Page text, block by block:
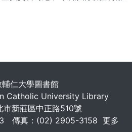
輔仁大學圖書館
Catholic University Library
新莊區中正路510號
傳真：(02) 2905-3158 更多